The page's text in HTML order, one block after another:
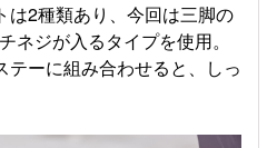
2種類あり、今回は三脚の
ネジが入るタイプを使用。
テーに組み合わせると、しっ